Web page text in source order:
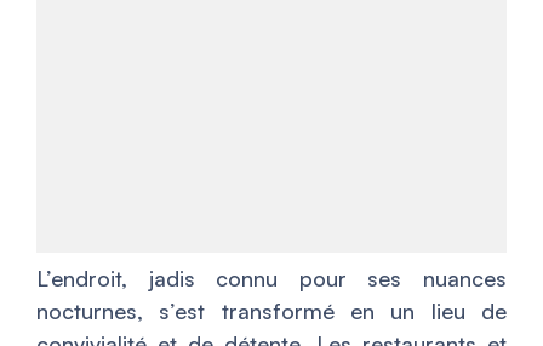
L’endroit, jadis connu pour ses nuances
nocturnes, s’est transformé en un lieu de